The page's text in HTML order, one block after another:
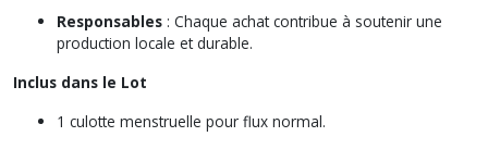
Responsables : Chaque achat contribue à soutenir une
production locale et durable.
Inclus dans le Lot
1 culotte menstruelle pour flux normal.